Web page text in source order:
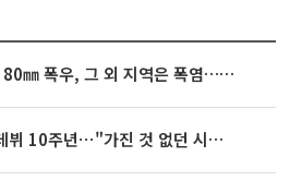
동해안은 시간당 80㎜ 폭우, 그 외 지역은 폭염…‘극과 극 날씨’
임영웅, 어느덧 데뷔 10주년⋯"가진 것 없던 시절, 내 앞엔 20명의 팬뿐"